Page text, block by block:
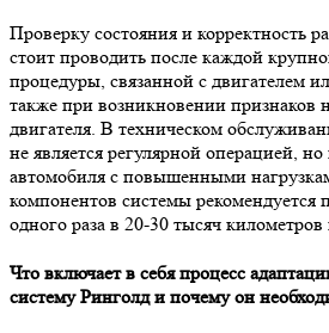
Проверку состояния и корректность
стоит проводить после каждой
процедуры, связанной с двигателем
также при возникновении признаков
двигателя. В техническом
не является регулярной операцией,
автомобиля с повышенными
компонентов системы рекомендуется
одного раза в 20-30 тысяч километров
Что включает в себя процесс
систему Ринголд и почему он